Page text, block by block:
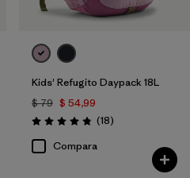
Kids' Refugito Daypack 18L
$ 79 $ 54,99
Valoración: 4.8 / 5
(18Comentarios
)
Compara